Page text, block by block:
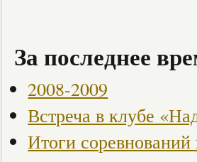
За последнее
2008-2009
Встреча в клубе
Итоги